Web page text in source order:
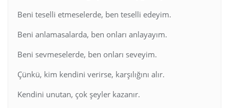
Beni teselli etmeselerde, ben teselli edeyim.
Beni anlamasalarda, ben onları anlayayım.
Beni sevmeselerde, ben onları seveyim.
Çünkü, kim kendini verirse, karşılığını alır.
Kendini unutan, çok şeyler kazanır.